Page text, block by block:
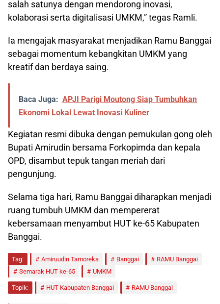
salah satunya dengan mendorong inovasi,
kolaborasi serta digitalisasi UMKM,” tegas Ramli.
Ia mengajak masyarakat menjadikan Ramu Banggai
sebagai momentum kebangkitan UMKM yang
kreatif dan berdaya saing.
Baca Juga: APJI Parigi Moutong Siap Tumbuhkan
Ekonomi Lokal Lewat Inovasi Kuliner
Kegiatan resmi dibuka dengan pemukulan gong oleh
Bupati Amirudin bersama Forkopimda dan kepala
OPD, disambut tepuk tangan meriah dari
pengunjung.
Selama tiga hari, Ramu Banggai diharapkan menjadi
ruang tumbuh UMKM dan mempererat
kebersamaan menyambut HUT ke-65 Kabupaten
Banggai.
Tag: Amiruudin Tamoreka Banggai
RAMU Banggai
Semarak HUT ke-65
UMKM
Topik: HUT Kabupaten Banggai RAMU Banggai